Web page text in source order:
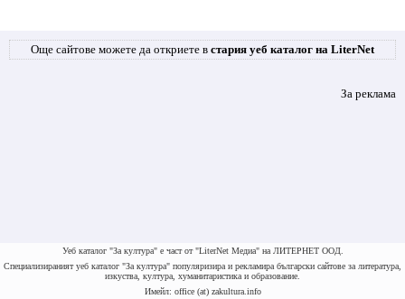
Още сайтове можете да откриете в стария уеб каталог на LiterNet
За реклама
Уеб каталог "За култура" е част от "LiterNet Медиа" на ЛИТЕРНЕТ ООД.
Специализираният уеб каталог "За култура" популяризира и рекламира български сайтове за литература,
изкуства, култура, хуманитаристика и образование.
Имейл: office (at) zakultura.info